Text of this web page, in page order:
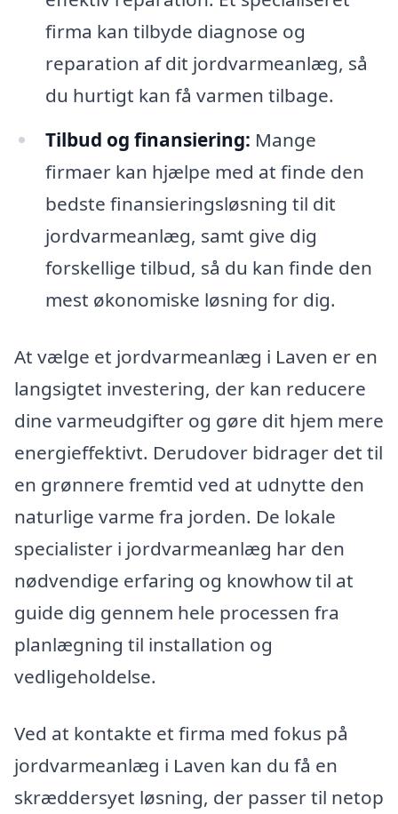
firma kan tilbyde diagnose og
reparation af dit jordvarmeanlæg, så
du hurtigt kan få varmen tilbage.
Tilbud og finansiering: Mange
firmaer kan hjælpe med at finde den
bedste finansieringsløsning til dit
jordvarmeanlæg, samt give dig
forskellige tilbud, så du kan finde den
mest økonomiske løsning for dig.
At vælge et jordvarmeanlæg i Laven er en
langsigtet investering, der kan reducere
dine varmeudgifter og gøre dit hjem mere
energieffektivt. Derudover bidrager det til
en grønnere fremtid ved at udnytte den
naturlige varme fra jorden. De lokale
specialister i jordvarmeanlæg har den
nødvendige erfaring og knowhow til at
guide dig gennem hele processen fra
planlægning til installation og
vedligeholdelse.
Ved at kontakte et firma med fokus på
jordvarmeanlæg i Laven kan du få en
skræddersyet løsning, der passer til netop